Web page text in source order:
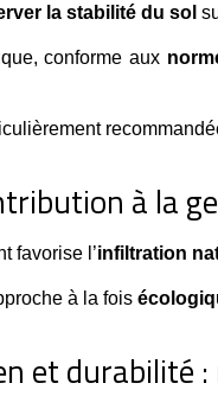
la stabilité du sol
conforme aux
à la
favorise l’infiltration
à la fois
et durabilité